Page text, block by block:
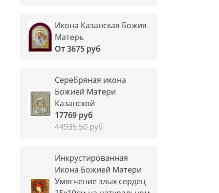
Икона Казанская Божия
Матерь
От3675 руб
Серебряная икона
Божией Матери
Казанской
17769 руб
44935.50 руб
Инкрустированная
Икона Божией Матери
Умягчение злых сердец